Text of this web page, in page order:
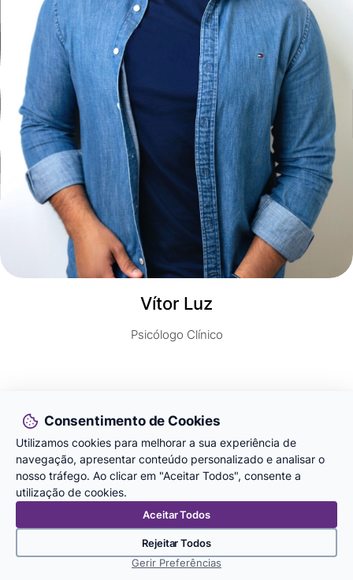
Vítor Luz
Psicólogo Clínico
A IDSET continua a crescer e a desenvolver novas
respostas em diferentes áreas de intervenção.
Procuramos pessoas motivadas, com vontade de
contribuir para projetos com impacto social, comunitário e
organizacional.
Se pretende colaborar connosco através de candidatura
espontânea, estágio curricular ou profissional, poderá
submeter a sua candidatura através do formulário
Consentimento de Cookies
Utilizamos cookies para melhorar a sua experiência de
navegação, apresentar conteúdo personalizado e analisar o
nosso tráfego. Ao clicar em "Aceitar Todos", consente a
utilização de cookies.
Gerir Preferências
Rejeitar Todos
Aceitar Todos